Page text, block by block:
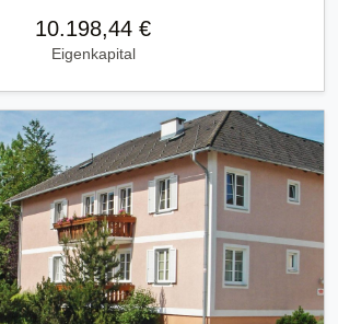
10.198,44 €
Eigenkapital